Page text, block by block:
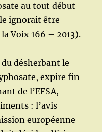
au tout début
ignorait être
Voix 166 – 2013).
désherbant le
expire fin
de l’EFSA,
: l’avis
européenne